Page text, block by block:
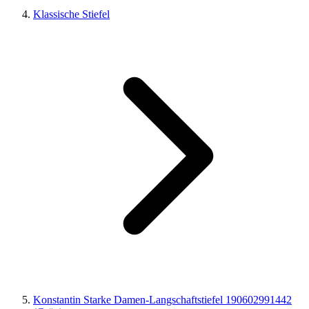
Klassische Stiefel
Konstantin Starke Damen-Langschaftstiefel 190602991442